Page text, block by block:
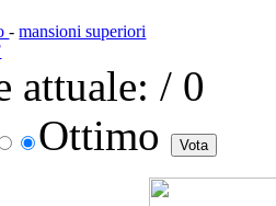
-mansioni superiori
attuale: / 0
Ottimo